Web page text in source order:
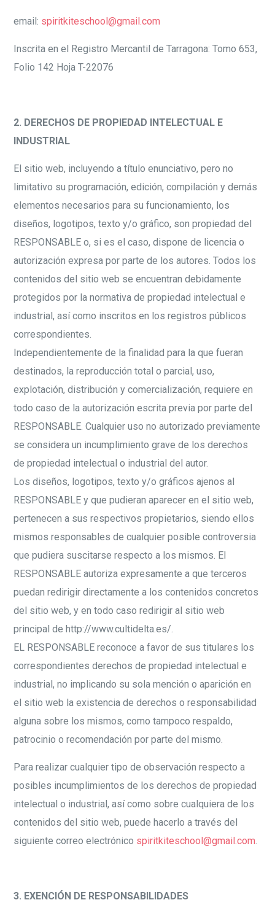
email: spiritkiteschool@gmail.com
Inscrita en el Registro Mercantil de Tarragona: Tomo 653,
Folio 142 Hoja T-22076
2. DERECHOS DE PROPIEDAD INTELECTUAL E
INDUSTRIAL
El sitio web, incluyendo a título enunciativo, pero no
limitativo su programación, edición, compilación y demás
elementos necesarios para su funcionamiento, los
diseños, logotipos, texto y/o gráfico, son propiedad del
RESPONSABLE o, si es el caso, dispone de licencia o
autorización expresa por parte de los autores. Todos los
contenidos del sitio web se encuentran debidamente
protegidos por la normativa de propiedad intelectual e
industrial, así como inscritos en los registros públicos
correspondientes.
Independientemente de la finalidad para la que fueran
destinados, la reproducción total o parcial, uso,
explotación, distribución y comercialización, requiere en
todo caso de la autorización escrita previa por parte del
RESPONSABLE. Cualquier uso no autorizado previamente
se considera un incumplimiento grave de los derechos
de propiedad intelectual o industrial del autor.
Los diseños, logotipos, texto y/o gráficos ajenos al
RESPONSABLE y que pudieran aparecer en el sitio web,
pertenecen a sus respectivos propietarios, siendo ellos
mismos responsables de cualquier posible controversia
que pudiera suscitarse respecto a los mismos. El
RESPONSABLE autoriza expresamente a que terceros
puedan redirigir directamente a los contenidos concretos
del sitio web, y en todo caso redirigir al sitio web
principal de http://www.cultidelta.es/.
EL RESPONSABLE reconoce a favor de sus titulares los
correspondientes derechos de propiedad intelectual e
industrial, no implicando su sola mención o aparición en
el sitio web la existencia de derechos o responsabilidad
alguna sobre los mismos, como tampoco respaldo,
patrocinio o recomendación por parte del mismo.
Para realizar cualquier tipo de observación respecto a
posibles incumplimientos de los derechos de propiedad
intelectual o industrial, así como sobre cualquiera de los
contenidos del sitio web, puede hacerlo a través del
siguiente correo electrónico spiritkiteschool@gmail.com.
3. EXENCIÓN DE RESPONSABILIDADES